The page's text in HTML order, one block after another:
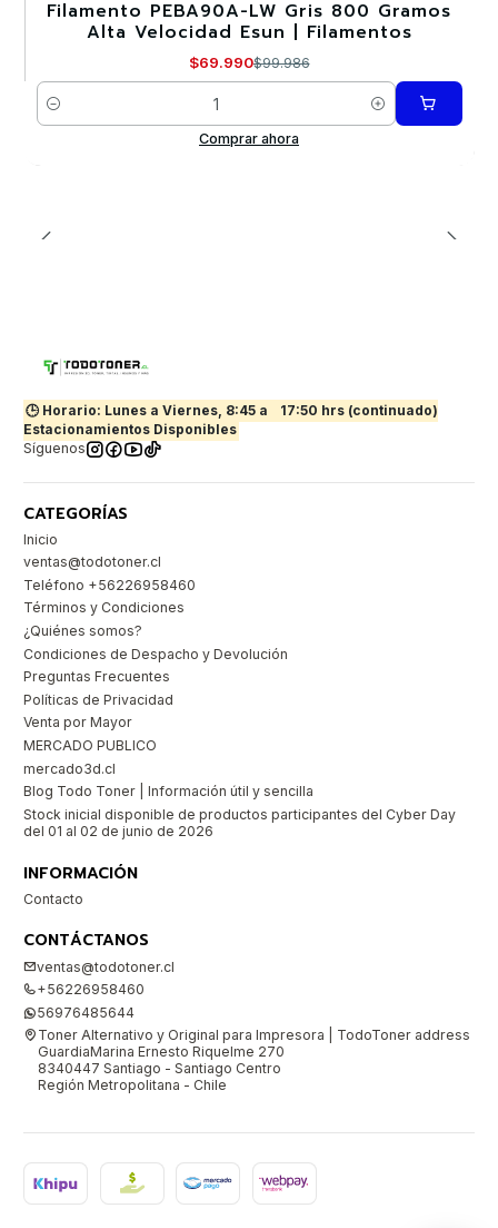
-30%
Filamento PEBA90A-LW Gris 800 Gramos
Alta Velocidad Esun | Filamentos
$69.990$99.986
Cantidad
Comprar ahora
🕒 Horario: Lunes a Viernes, 8:45 a
17:50 hrs (continuado)
Estacionamientos Disponibles
Síguenos
CATEGORÍAS
Inicio
ventas@todotoner.cl
Teléfono +56226958460
Términos y Condiciones
¿Quiénes somos?
Condiciones de Despacho y Devolución
Preguntas Frecuentes
Políticas de Privacidad
Venta por Mayor
MERCADO PUBLICO
mercado3d.cl
Blog Todo Toner | Información útil y sencilla
Stock inicial disponible de productos participantes del Cyber Day
del 01 al 02 de junio de 2026
INFORMACIÓN
Contacto
CONTÁCTANOS
ventas@todotoner.cl
+56226958460
56976485644
Toner Alternativo y Original para Impresora | TodoToner address
GuardiaMarina Ernesto Riquelme 270
8340447 Santiago - Santiago Centro
Región Metropolitana - Chile